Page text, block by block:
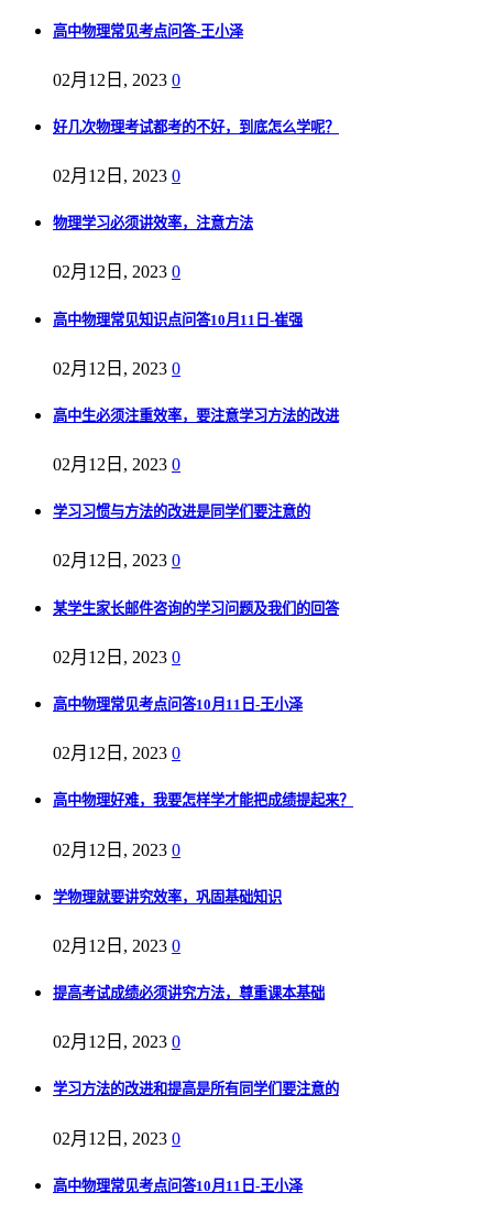
高中物理常见考点问答-王小泽
02月12日, 2023 0
好几次物理考试都考的不好，到底怎么学呢？
02月12日, 2023 0
物理学习必须讲效率，注意方法
02月12日, 2023 0
高中物理常见知识点问答10月11日-崔强
02月12日, 2023 0
高中生必须注重效率，要注意学习方法的改进
02月12日, 2023 0
学习习惯与方法的改进是同学们要注意的
02月12日, 2023 0
某学生家长邮件咨询的学习问题及我们的回答
02月12日, 2023 0
高中物理常见考点问答10月11日-王小泽
02月12日, 2023 0
高中物理好难，我要怎样学才能把成绩提起来？
02月12日, 2023 0
学物理就要讲究效率，巩固基础知识
02月12日, 2023 0
提高考试成绩必须讲究方法，尊重课本基础
02月12日, 2023 0
学习方法的改进和提高是所有同学们要注意的
02月12日, 2023 0
高中物理常见考点问答10月11日-王小泽